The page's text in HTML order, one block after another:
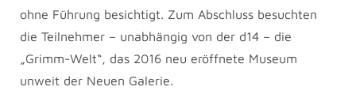
ohne Führung besichtigt. Zum Abschluss besuchten
die Teilnehmer – unabhängig von der d14 – die
„Grimm-Welt“, das 2016 neu eröffnete Museum
unweit der Neuen Galerie.